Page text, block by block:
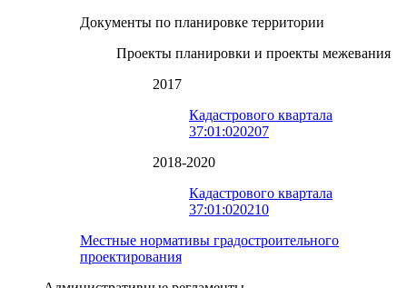
Документы по планировке территории
Проекты планировки и проекты межевания
2017
Кадастрового квартала
37:01:020207
2018-2020
Кадастрового квартала
37:01:020210
Местные нормативы градостроительного
проектирования